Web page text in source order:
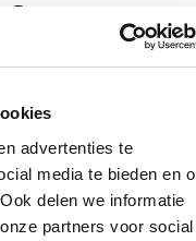
advertenties te
media te bieden en
delen we informatie
partners voor social
Landbouw